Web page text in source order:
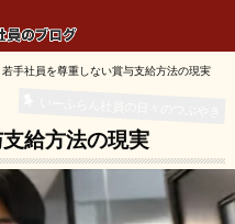
若手社員を尊重しない賞与支給方法の現実
給方法の現実